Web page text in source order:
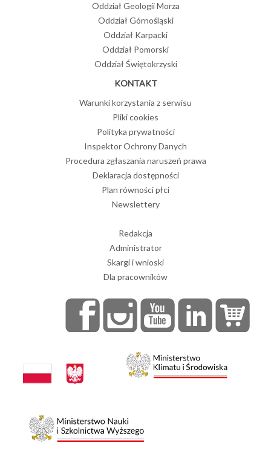
Oddział Geologii Morza
Oddział Górnośląski
Oddział Karpacki
Oddział Pomorski
Oddział Świętokrzyski
KONTAKT
Warunki korzystania z serwisu
Pliki cookies
Polityka prywatności
Inspektor Ochrony Danych
Procedura zgłaszania naruszeń prawa
Deklaracja dostępności
Plan równości płci
Newslettery
Redakcja
Administrator
Skargi i wnioski
Dla pracowników